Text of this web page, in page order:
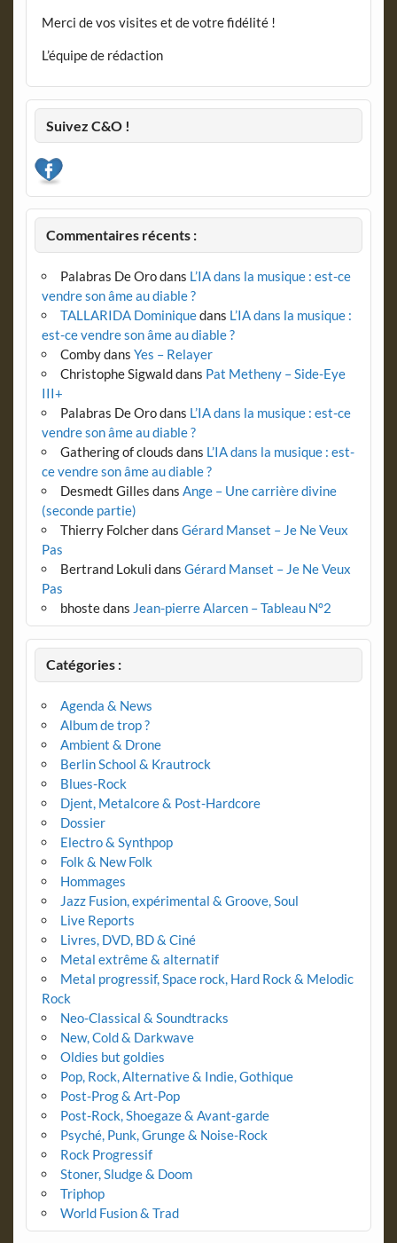
Merci de vos visites et de votre fidélité !
L’équipe de rédaction
Suivez C&O !
Commentaires récents :
Palabras De Orodans L’IA dans la musique : est-ce
vendre son âme au diable ?
TALLARIDA Dominiquedans L’IA dans la musique :
est-ce vendre son âme au diable ?
Combydans Yes – Relayer
Christophe Sigwalddans Pat Metheny – Side-Eye
III+
Palabras De Orodans L’IA dans la musique : est-ce
vendre son âme au diable ?
Gathering of clouds dans L’IA dans la musique : est-
ce vendre son âme au diable ?
Desmedt Gilles dans Ange – Une carrière divine
(seconde partie)
Thierry Folcherdans Gérard Manset – Je Ne Veux
Pas
Bertrand Lokuli dans Gérard Manset – Je Ne Veux
Pas
bhostedans Jean-pierre Alarcen – Tableau N°2
Catégories :
Agenda & News
Album de trop ?
Ambient & Drone
Berlin School & Krautrock
Blues-Rock
Djent, Metalcore & Post-Hardcore
Dossier
Electro & Synthpop
Folk & New Folk
Hommages
Jazz Fusion, expérimental & Groove, Soul
Live Reports
Livres, DVD, BD & Ciné
Metal extrême & alternatif
Metal progressif, Space rock, Hard Rock & Melodic
Rock
Neo-Classical & Soundtracks
New, Cold & Darkwave
Oldies but goldies
Pop, Rock, Alternative & Indie, Gothique
Post-Prog & Art-Pop
Post-Rock, Shoegaze & Avant-garde
Psyché, Punk, Grunge & Noise-Rock
Rock Progressif
Stoner, Sludge & Doom
Triphop
World Fusion & Trad